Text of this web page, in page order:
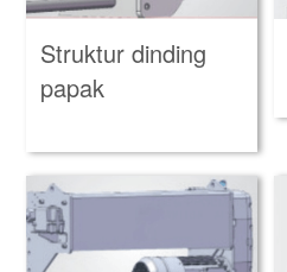
Struktur dinding
papak